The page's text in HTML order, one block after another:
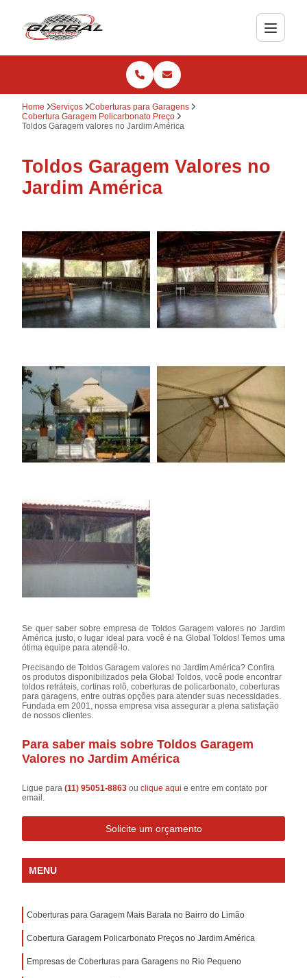
Home Serviços
Coberturas para Garagens
Cobertura Garagem Policarbonato Preço
Toldos Garagem valores no Jardim América
Toldos Garagem Valores no
Jardim América
Se quer saber sobre empresa de Toldos Garagem valores no Jardim
América justo, o lugar ideal para você é na Global Toldos! Temos uma
ótima equipe para atendê-lo.
Precisando de Toldos Garagem valores no Jardim América? Confira
os produtos disponibilizados pela Global Toldos, você pode encontrar
toldos retráteis, cortinas rolô, coberturas de policarbonato, coberturas
para garagens, entre outras opções para atender suas necessidades.
Fundada em 2001, nossa empresa visa assegurar a plena satisfação
de nossos clientes.
Para saber mais sobre Toldos Garagem
Valores no Jardim América
Ligue para(11) 95051-8863ouclique aqui e entre em contato por
email.
Solicite um orçamento
MENU
Coberturas para Garagem Mais Barata no Bairro do Limão
Cobertura Garagem Policarbonato Preços no Jardim América
Empresas de Coberturas para Garagens no Rio Pequeno